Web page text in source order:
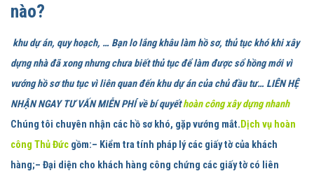
nào?
khu dự án, quy hoạch, … Bạn lo lắng khâu làm hồ sơ, thủ tục khó khi xây
dựng nhà đã xong nhưng chưa biết thủ tục để làm được sổ hồng mới vì
vướng hồ sơ thu tục vì liên quan đến khu dự án của chủ đầu tư… LIÊN HỆ
NHẬN NGAY TƯ VẤN MIỄN PHÍ về bí quyếthoàn công xây dựng nhanh
Chúng tôi chuyên nhận các hồ sơ khó, gặp vướng mắt. Dịch vụ hoàn
công Thủ Đức gồm:– Kiểm tra tính pháp lý các giấy tờ của khách
hàng;– Đại diện cho khách hàng công chứng các giấy tờ có liên